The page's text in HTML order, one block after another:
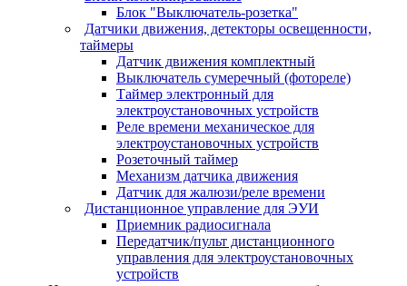
Блок "Выключатель-розетка"
Датчики движения, детекторы освещенности,
таймеры
Датчик движения комплектный
Выключатель сумеречный (фотореле)
Таймер электронный для
электроустановочных устройств
Реле времени механическое для
электроустановочных устройств
Розеточный таймер
Механизм датчика движения
Датчик для жалюзи/реле времени
Дистанционное управление для ЭУИ
Приемник радиосигнала
Передатчик/пульт дистанционного
управления для электроустановочных
устройств